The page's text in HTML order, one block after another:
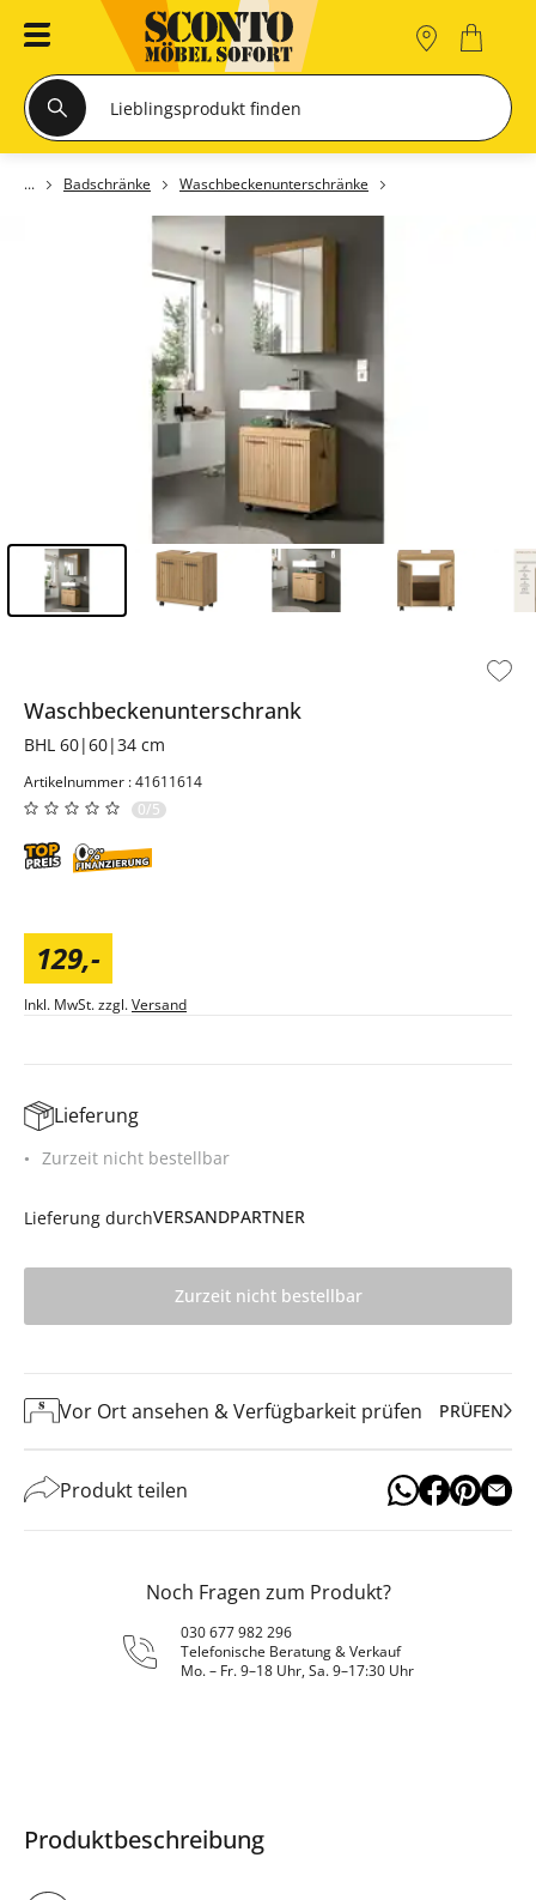
Badschränke Waschbeckenunterschränke
Waschbeckenunterschrank
BHL 60|60|34 cm
Artikelnummer : 41611614
0/5
129,-
Inkl. MwSt. zzgl.Versand
Lieferung
Zurzeit nicht bestellbar
Lieferung durchVERSANDPARTNER
Zurzeit nicht bestellbar
Vor Ort ansehen & Verfügbarkeit prüfen PRÜFEN
Produkt teilen
Noch Fragen zum Produkt?
030 677 982 296
Telefonische Beratung & Verkauf
Mo. – Fr. 9–18 Uhr, Sa. 9–17:30 Uhr
Produktbeschreibung